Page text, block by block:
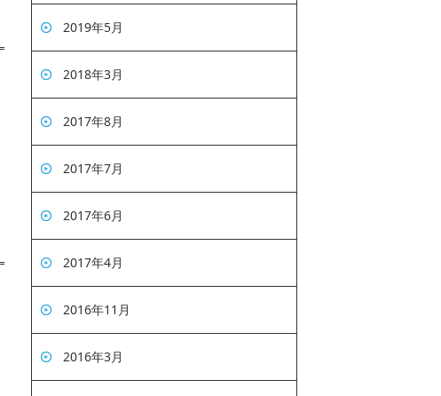
2019年5月
2018年3月
2017年8月
2017年7月
2017年6月
2017年4月
2016年11月
2016年3月